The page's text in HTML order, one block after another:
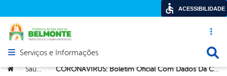
Acesso
Abrir menu principal de navegação
Serviços e Informações
Você está aqui:
> Saúde > CORONAVÍRUS: Boletim Oficial Com Dados Da Cidade De São José Do Belmonte 01/11
ACESSIBILIDADE